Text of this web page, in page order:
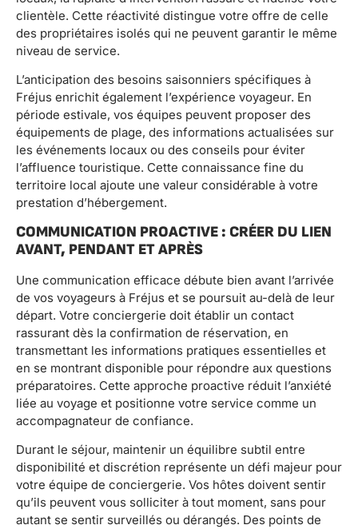
clientèle. Cette réactivité distingue votre offre de celle
des propriétaires isolés qui ne peuvent garantir le même
niveau de service.
L’anticipation des besoins saisonniers spécifiques à
Fréjus enrichit également l’expérience voyageur. En
période estivale, vos équipes peuvent proposer des
équipements de plage, des informations actualisées sur
les événements locaux ou des conseils pour éviter
l’affluence touristique. Cette connaissance fine du
territoire local ajoute une valeur considérable à votre
prestation d’hébergement.
COMMUNICATION PROACTIVE : CRÉER DU LIEN
AVANT, PENDANT ET APRÈS
Une communication efficace débute bien avant l’arrivée
de vos voyageurs à Fréjus et se poursuit au-delà de leur
départ. Votre conciergerie doit établir un contact
rassurant dès la confirmation de réservation, en
transmettant les informations pratiques essentielles et
en se montrant disponible pour répondre aux questions
préparatoires. Cette approche proactive réduit l’anxiété
liée au voyage et positionne votre service comme un
accompagnateur de confiance.
Durant le séjour, maintenir un équilibre subtil entre
disponibilité et discrétion représente un défi majeur pour
votre équipe de conciergerie. Vos hôtes doivent sentir
qu’ils peuvent vous solliciter à tout moment, sans pour
autant se sentir surveillés ou dérangés. Des points de